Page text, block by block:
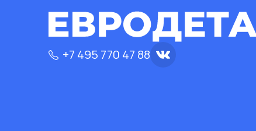
+7 495 770 47 88